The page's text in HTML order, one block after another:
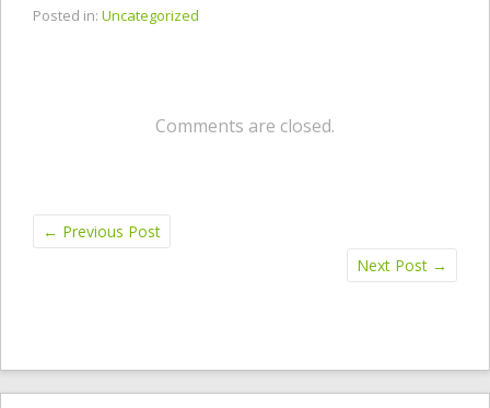
Posted in: Uncategorized
Comments are closed.
← Previous Post
Next Post →